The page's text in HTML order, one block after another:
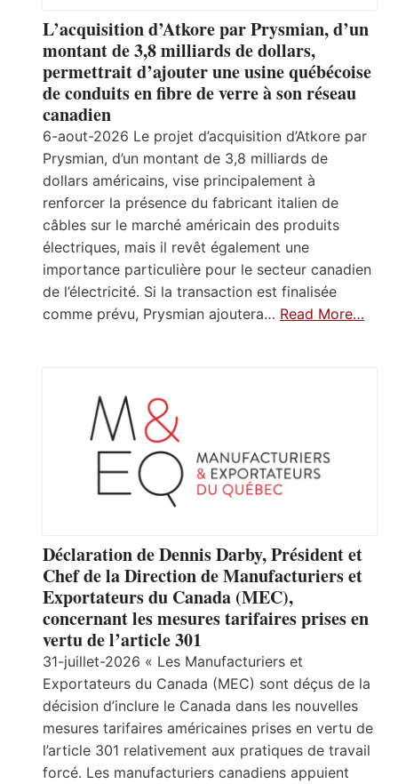
L’acquisition d’Atkore par Prysmian, d’un
montant de 3,8 milliards de dollars,
permettrait d’ajouter une usine québécoise
de conduits en fibre de verre à son réseau
canadien
6-aout-2026 Le projet d’acquisition d’Atkore par
Prysmian, d’un montant de 3,8 milliards de
dollars américains, vise principalement à
renforcer la présence du fabricant italien de
câbles sur le marché américain des produits
électriques, mais il revêt également une
importance particulière pour le secteur canadien
de l’électricité. Si la transaction est finalisée
comme prévu, Prysmian ajoutera… Read More…
Déclaration de Dennis Darby, Président et
Chef de la Direction de Manufacturiers et
Exportateurs du Canada (MEC),
concernant les mesures tarifaires prises en
vertu de l’article 301
31-juillet-2026 « Les Manufacturiers et
Exportateurs du Canada (MEC) sont déçus de la
décision d’inclure le Canada dans les nouvelles
mesures tarifaires américaines prises en vertu de
l’article 301 relativement aux pratiques de travail
forcé. Les manufacturiers canadiens appuient